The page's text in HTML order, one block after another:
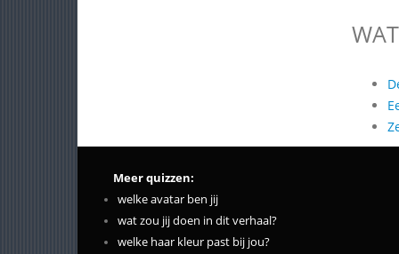
Meer quizzen:
welke avatar ben jij
wat zou jij doen in dit verhaal?
welke haar kleur past bij jou?